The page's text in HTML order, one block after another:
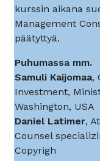
kurssin aikana
Management
päätyttyä.
Puhumassa mm.
Samuli Kaijomaa,
Investment,
Washington, USA
Daniel Latimer,
Counsel
Copyrigh